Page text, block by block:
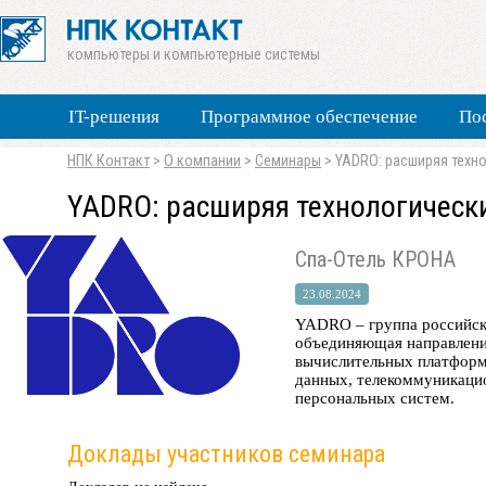
IT-решения Программное обеспечение
компьютеры и компьютерные системы
НПК Контакт > О компании > Семинары > YADRO: расширяя
YADRO: расширяя
Спа-Отель КРОНА
23.08.2024
YADRO – группа
объединяющая
вычислительных
данных,
персональных систем.
Доклады участников семинара